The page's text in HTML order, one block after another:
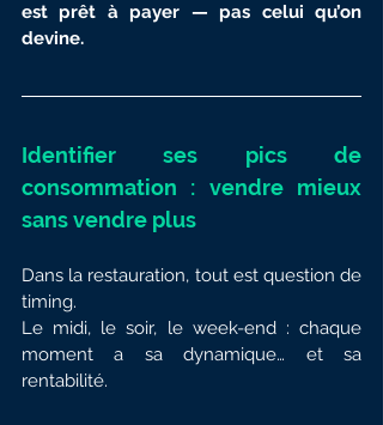
est prêt à payer — pas celui qu’on
devine.
Identifier ses pics de
consommation : vendre mieux
sans vendre plus
Dans la restauration, tout est question de
timing.
Le midi, le soir, le week-end : chaque
moment a sa dynamique… et sa
rentabilité.